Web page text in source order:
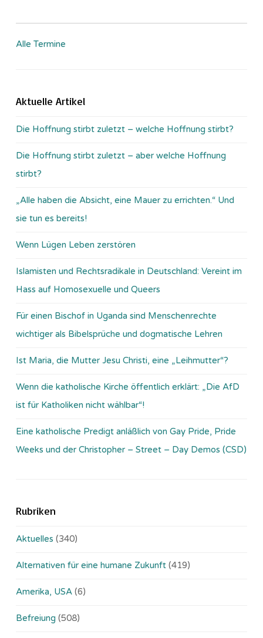
Alle Termine
Aktuelle Artikel
Die Hoffnung stirbt zuletzt – welche Hoffnung stirbt?
Die Hoffnung stirbt zuletzt – aber welche Hoffnung
stirbt?
„Alle haben die Absicht, eine Mauer zu errichten.“ Und
sie tun es bereits!
Wenn Lügen Leben zerstören
Islamisten und Rechtsradikale in Deutschland: Vereint im
Hass auf Homosexuelle und Queers
Für einen Bischof in Uganda sind Menschenrechte
wichtiger als Bibelsprüche und dogmatische Lehren
Ist Maria, die Mutter Jesu Christi, eine „Leihmutter“?
Wenn die katholische Kirche öffentlich erklärt: „Die AfD
ist für Katholiken nicht wählbar“!
Eine katholische Predigt anläßlich von Gay Pride, Pride
Weeks und der Christopher – Street – Day Demos (CSD)
Rubriken
Aktuelles (340)
Alternativen für eine humane Zukunft (419)
Amerika, USA (6)
Befreiung (508)